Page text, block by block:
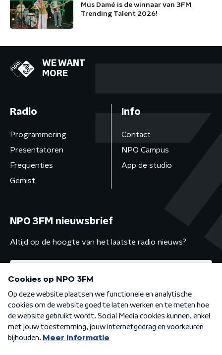
Mus Damé is de winnaar van 3FM
Trending Talent 2026!
WE WANT
MORE
Radio
Programmering
Presentatoren
Frequenties
Gemist
Info
Contact
NPO Campus
App de studio
NPO 3FM nieuwsbrief
Altijd op de hoogte van het laatste radio nieuws?
Algemene voorwaarden Privacybeleid